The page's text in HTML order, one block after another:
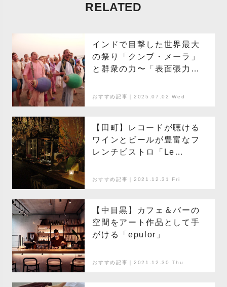
RELATED
インドで目撃した世界最大
の祭り「クンブ・メーラ」
と群衆の力〜「表面張力」
浪記【後編】
おすすめ記事｜2025.07.02 Wed
【田町】レコードが聴ける
ワインとビールが豊富なフ
レンチビストロ「Le
おすすめ記事｜2021.12.31 Fri
【中目黒】カフェ＆バーの
空間をアート作品として手
がける「epulor」
おすすめ記事｜2021.12.30 Thu